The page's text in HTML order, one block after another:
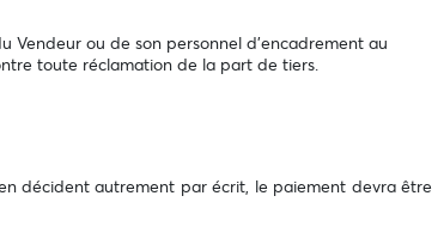
Vendeur ou de son personnel d'encadrement au
toute réclamation de la part de tiers.
décident autrement par écrit, le paiement devra être